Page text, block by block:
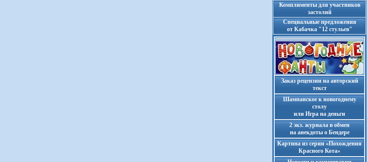
Комплименты для участников
застолий
Cпециальные предложения
от Кабачка "12 стульев"
Заказ рецензии на авторский
текст
Шампанское к новогоднему
столу
или Игра на деньги
2 экз. журнала в обмен
на анекдоты о Бендере
Картина из серии «Похождения
Красного Кота»